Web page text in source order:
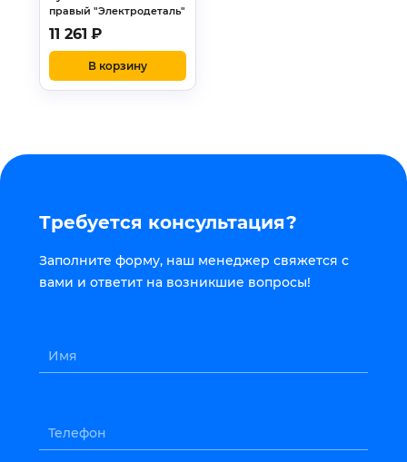
правый "Электродеталь"
11 261 ₽
В корзину
Требуется консультация?
Заполните форму, наш менеджер свяжется с
вами и ответит на возникшие вопросы!
Имя
Телефон